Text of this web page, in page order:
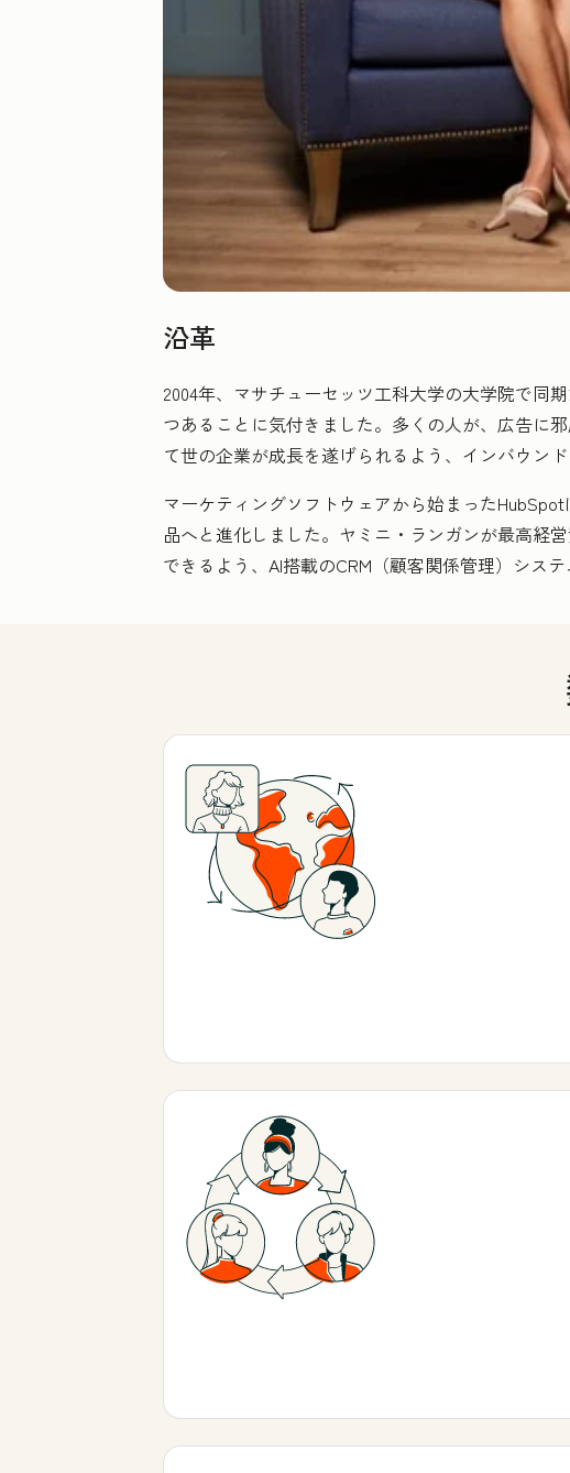
沿革
2004年、マサチューセッツ工科大学の大学院で同
つあることに気付きました。多くの人が、広告に
て世の企業が成長を遂げられるよう、インバウン
マーケティングソフトウェアから始まった
品へと進化しました。ヤミニ・ランガンが最高経
できるよう、AI搭載のCRM（顧客関係管理）シス